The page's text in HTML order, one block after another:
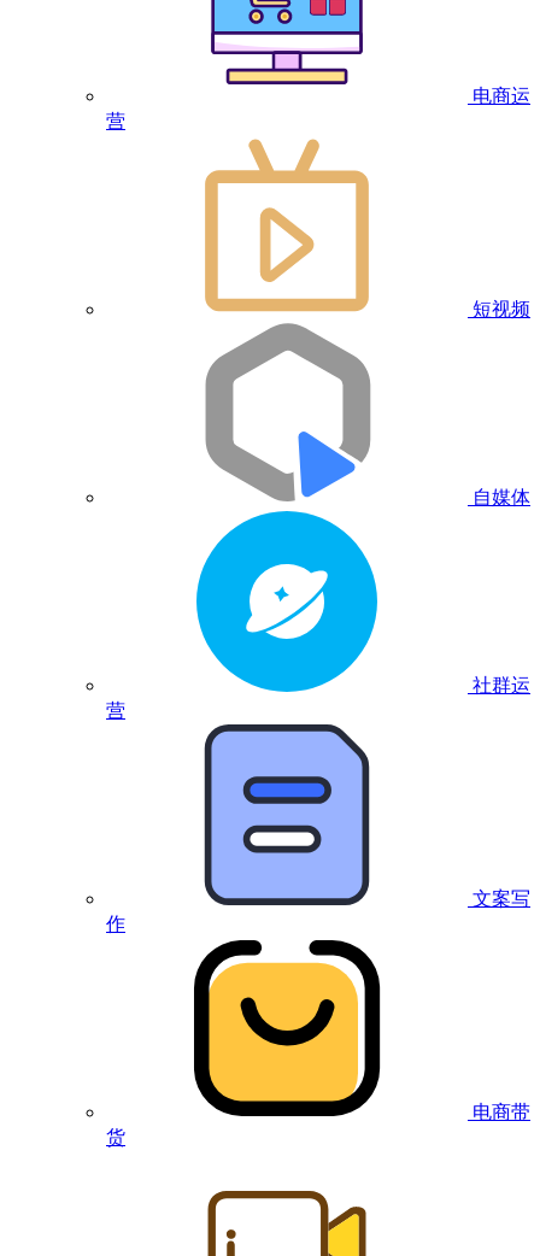
电商运
营
短视频
自媒体
社群运
营
文案写
作
电商带
货